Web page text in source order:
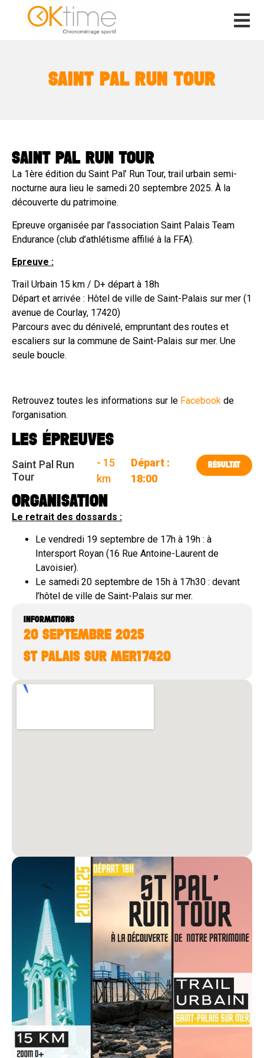
SAINT PAL RUN TOUR
SAINT PAL RUN TOUR
La 1ère édition du Saint Pal’ Run Tour, trail urbain semi-
nocturne aura lieu le samedi 20 septembre 2025. À la
découverte du patrimoine.
Epreuve organisée par l’association Saint Palais Team
Endurance (club d’athlétisme affilié à la FFA).
Epreuve :
Trail Urbain 15 km / D+ départ à 18h
Départ et arrivée : Hôtel de ville de Saint-Palais sur mer (1
avenue de Courlay, 17420)
Parcours avec du dénivelé, empruntant des routes et
escaliers sur la commune de Saint-Palais sur mer. Une
seule boucle.
Retrouvez toutes les informations sur le Facebook de
l’organisation.
LES ÉPREUVES
Saint Pal Run
Tour
- 15
km
Départ :
18:00
RÉSULTAT
ORGANISATION
Le retrait des dossards :
Le vendredi 19 septembre de 17h à 19h : à
Intersport Royan (16 Rue Antoine-Laurent de
Lavoisier).
Le samedi 20 septembre de 15h à 17h30 : devant
l’hôtel de ville de Saint-Palais sur mer.
INFORMATIONS
20 SEPTEMBRE 2025
ST PALAIS SUR MER17420